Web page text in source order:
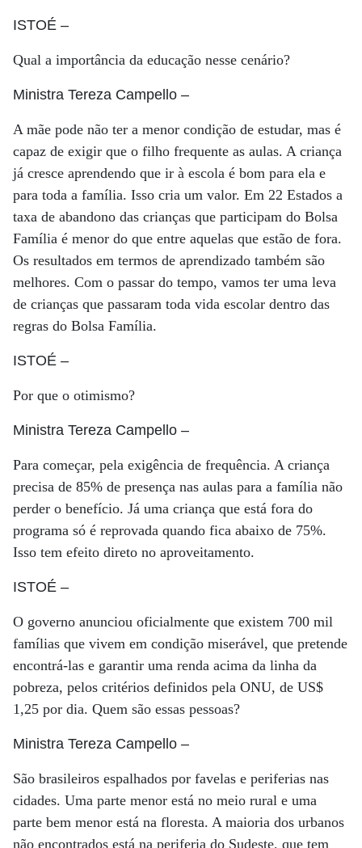
ISTOÉ –
Qual a importância da educação nesse cenário?
Ministra Tereza Campello –
A mãe pode não ter a menor condição de estudar, mas é
capaz de exigir que o filho frequente as aulas. A criança
já cresce aprendendo que ir à escola é bom para ela e
para toda a família. Isso cria um valor. Em 22 Estados a
taxa de abandono das crianças que participam do Bolsa
Família é menor do que entre aquelas que estão de fora.
Os resultados em termos de aprendizado também são
melhores. Com o passar do tempo, vamos ter uma leva
de crianças que passaram toda vida escolar dentro das
regras do Bolsa Família.
ISTOÉ –
Por que o otimismo?
Ministra Tereza Campello –
Para começar, pela exigência de frequência. A criança
precisa de 85% de presença nas aulas para a família não
perder o benefício. Já uma criança que está fora do
programa só é reprovada quando fica abaixo de 75%.
Isso tem efeito direto no aproveitamento.
ISTOÉ –
O governo anunciou oficialmente que existem 700 mil
famílias que vivem em condição miserável, que pretende
encontrá-las e garantir uma renda acima da linha da
pobreza, pelos critérios definidos pela ONU, de US$
1,25 por dia. Quem são essas pessoas?
Ministra Tereza Campello –
São brasileiros espalhados por favelas e periferias nas
cidades. Uma parte menor está no meio rural e uma
parte bem menor está na floresta. A maioria dos urbanos
não encontrados está na periferia do Sudeste, que tem